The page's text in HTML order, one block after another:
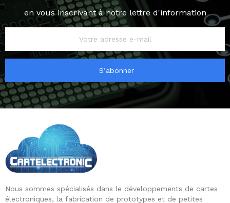
en vous inscrivant à notre lettre d'information
S’abonner
Nous sommes spécialisés dans le développements de cartes
électroniques, la fabrication de prototypes et de petites